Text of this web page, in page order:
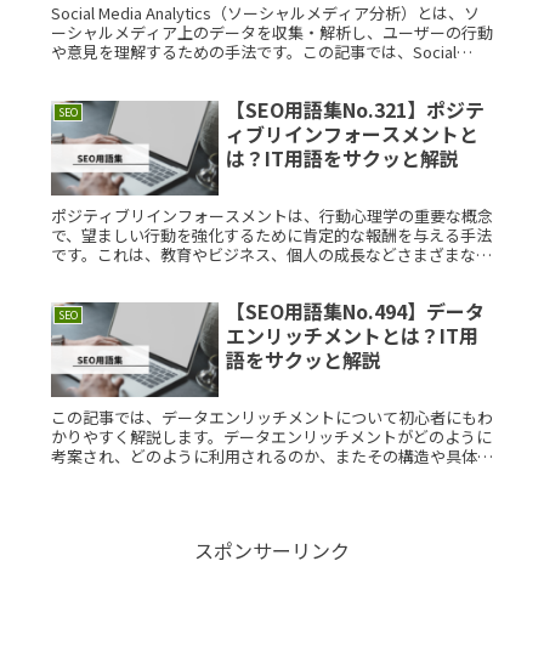
Social Media Analytics（ソーシャルメディア分析）とは、ソ
ーシャルメディア上のデータを収集・解析し、ユーザーの行動
や意見を理解するための手法です。この記事では、Social
SEO
【SEO用語集No.321】ポジテ
ィブリインフォースメントと
は？IT用語をサクッと解説
ポジティブリインフォースメントは、行動心理学の重要な概念
で、望ましい行動を強化するために肯定的な報酬を与える手法
です。これは、教育やビジネス、個人の成長などさまざまな分
SEO
【SEO用語集No.494】データ
エンリッチメントとは？IT用
語をサクッと解説
この記事では、データエンリッチメントについて初心者にもわ
かりやすく解説します。データエンリッチメントがどのように
考案され、どのように利用されるのか、またその構造や具体的
スポンサーリンク